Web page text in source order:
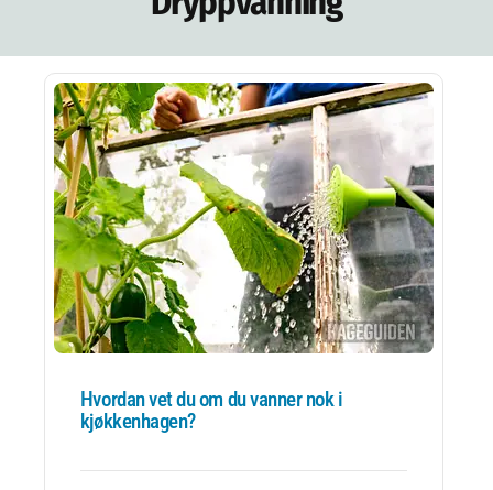
NETTBUTIKK
NYHETSBREV
KURS
HAGETIPS
REISETIPS
OM OSS
SPØRSMÅL OG SVAR
Hvordan vet du om du vanner nok i
kjøkkenhagen?